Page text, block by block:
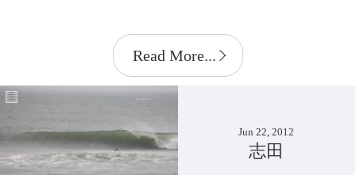
Read More...
Jun 22, 2012
志田